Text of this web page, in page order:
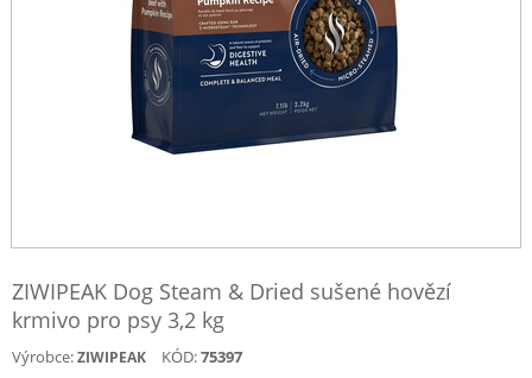
ZIWIPEAK Dog Steam & Dried sušené hovězí
krmivo pro psy 3,2 kg
Výrobce:ZIWIPEAK KÓD:75397